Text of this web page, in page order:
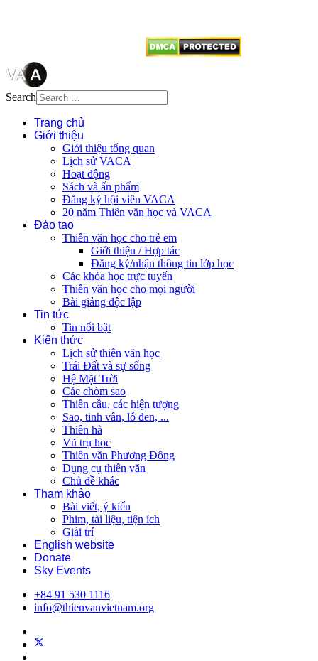
Search
Trang chủ
Giới thiệu
Giới thiệu tổng quan
Lịch sử VACA
Hoạt động
Sách và ấn phẩm
Đăng ký hội viên VACA
20 năm Thiên văn học và VACA
Đào tạo
Thiên văn học cho trẻ em
Giới thiệu / Hợp tác
Đăng ký/nhận thông tin lớp học
Các khóa học trực tuyến
Thiên văn học cho mọi người
Bài giảng độc lập
Tin tức
Tin nổi bật
Kiến thức
Lịch sử thiên văn học
Trái Đất và sự sống
Hệ Mặt Trời
Các chòm sao
Thiên cầu, các hiện tượng
Sao, tinh vân, lỗ đen, ...
Thiên hà
Vũ trụ học
Thiên văn Phương Đông
Dụng cụ thiên văn
Chủ đề khác
Tham khảo
Bài viết, ý kiến
Phim, tài liệu, tiện ích
Giải trí
English website
Donate
Sky Events
+84 91 530 1116
info@thienvanvietnam.org